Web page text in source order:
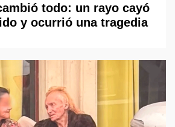
todo: un rayo cayó
y ocurrió una tragedia